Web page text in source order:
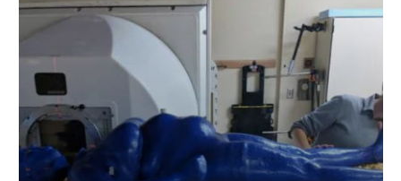
première clavicule imprimée en 3D avec du PEEK, en
collaboration avec la société IEMAI 3D. Une étape significative
pour…
LIRE LA SUITE